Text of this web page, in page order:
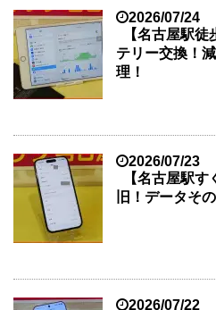
2026/07/24
【名古屋駅
テリー交換！
理！
2026/07/23
【名古屋駅
旧！データそ
2026/07/22